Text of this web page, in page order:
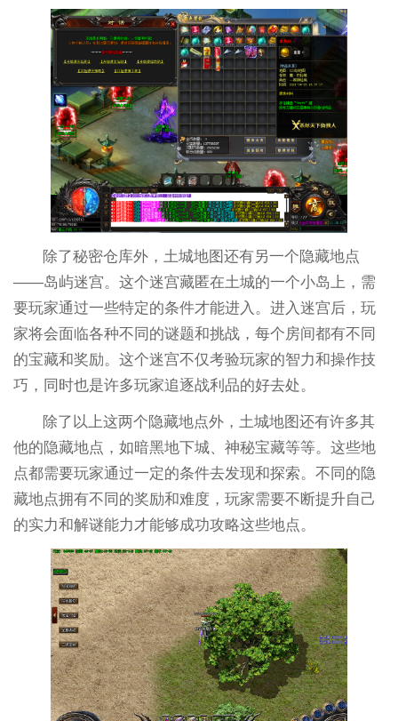
除了秘密仓库外，土城地图还有另一个隐藏地点
——岛屿迷宫。这个迷宫藏匿在土城的一个小岛上，需
要玩家通过一些特定的条件才能进入。进入迷宫后，玩
家将会面临各种不同的谜题和挑战，每个房间都有不同
的宝藏和奖励。这个迷宫不仅考验玩家的智力和操作技
巧，同时也是许多玩家追逐战利品的好去处。
除了以上这两个隐藏地点外，土城地图还有许多其
他的隐藏地点，如暗黑地下城、神秘宝藏等等。这些地
点都需要玩家通过一定的条件去发现和探索。不同的隐
藏地点拥有不同的奖励和难度，玩家需要不断提升自己
的实力和解谜能力才能够成功攻略这些地点。